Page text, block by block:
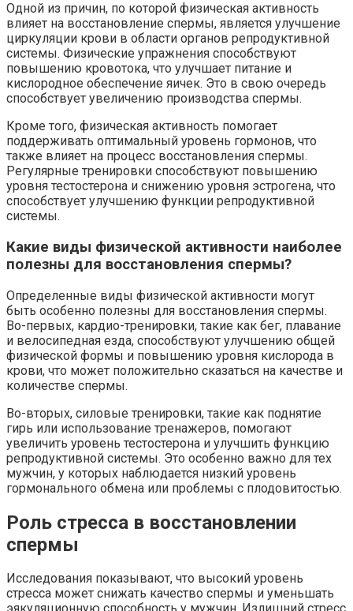
Одной из причин, по которой физическая активность
влияет на восстановление спермы, является улучшение
циркуляции крови в области органов репродуктивной
системы. Физические упражнения способствуют
повышению кровотока, что улучшает питание и
кислородное обеспечение яичек. Это в свою очередь
способствует увеличению производства спермы.
Кроме того, физическая активность помогает
поддерживать оптимальный уровень гормонов, что
также влияет на процесс восстановления спермы.
Регулярные тренировки способствуют повышению
уровня тестостерона и снижению уровня эстрогена, что
способствует улучшению функции репродуктивной
системы.
Какие виды физической активности наиболее
полезны для восстановления спермы?
Определенные виды физической активности могут
быть особенно полезны для восстановления спермы.
Во-первых, кардио-тренировки, такие как бег, плавание
и велосипедная езда, способствуют улучшению общей
физической формы и повышению уровня кислорода в
крови, что может положительно сказаться на качестве и
количестве спермы.
Во-вторых, силовые тренировки, такие как поднятие
гирь или использование тренажеров, помогают
увеличить уровень тестостерона и улучшить функцию
репродуктивной системы. Это особенно важно для тех
мужчин, у которых наблюдается низкий уровень
гормонального обмена или проблемы с плодовитостью.
Роль стресса в восстановлении
спермы
Исследования показывают, что высокий уровень
стресса может снижать качество спермы и уменьшать